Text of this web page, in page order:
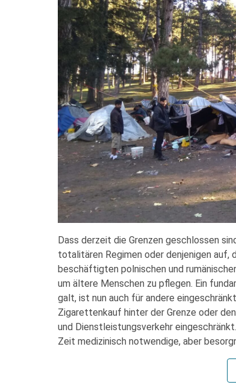
Dass derzeit die Grenzen geschlossen
totalitären Regimen oder denjenigen auf,
beschäftigten polnischen und
um ältere Menschen zu pflegen. Ein
galt, ist nun auch für andere
Zigarettenkauf hinter der Grenze oder
und Dienstleistungsverkehr
Zeit medizinisch notwendige, aber